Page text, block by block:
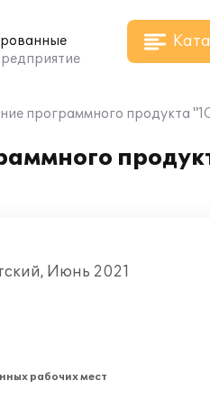
программного продукта
Июнь 2021
рабочих мест